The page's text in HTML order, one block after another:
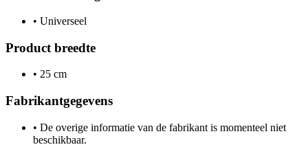
• Universeel
Product breedte
• 25 cm
Fabrikantgegevens
• De overige informatie van de fabrikant is momenteel niet
beschikbaar.